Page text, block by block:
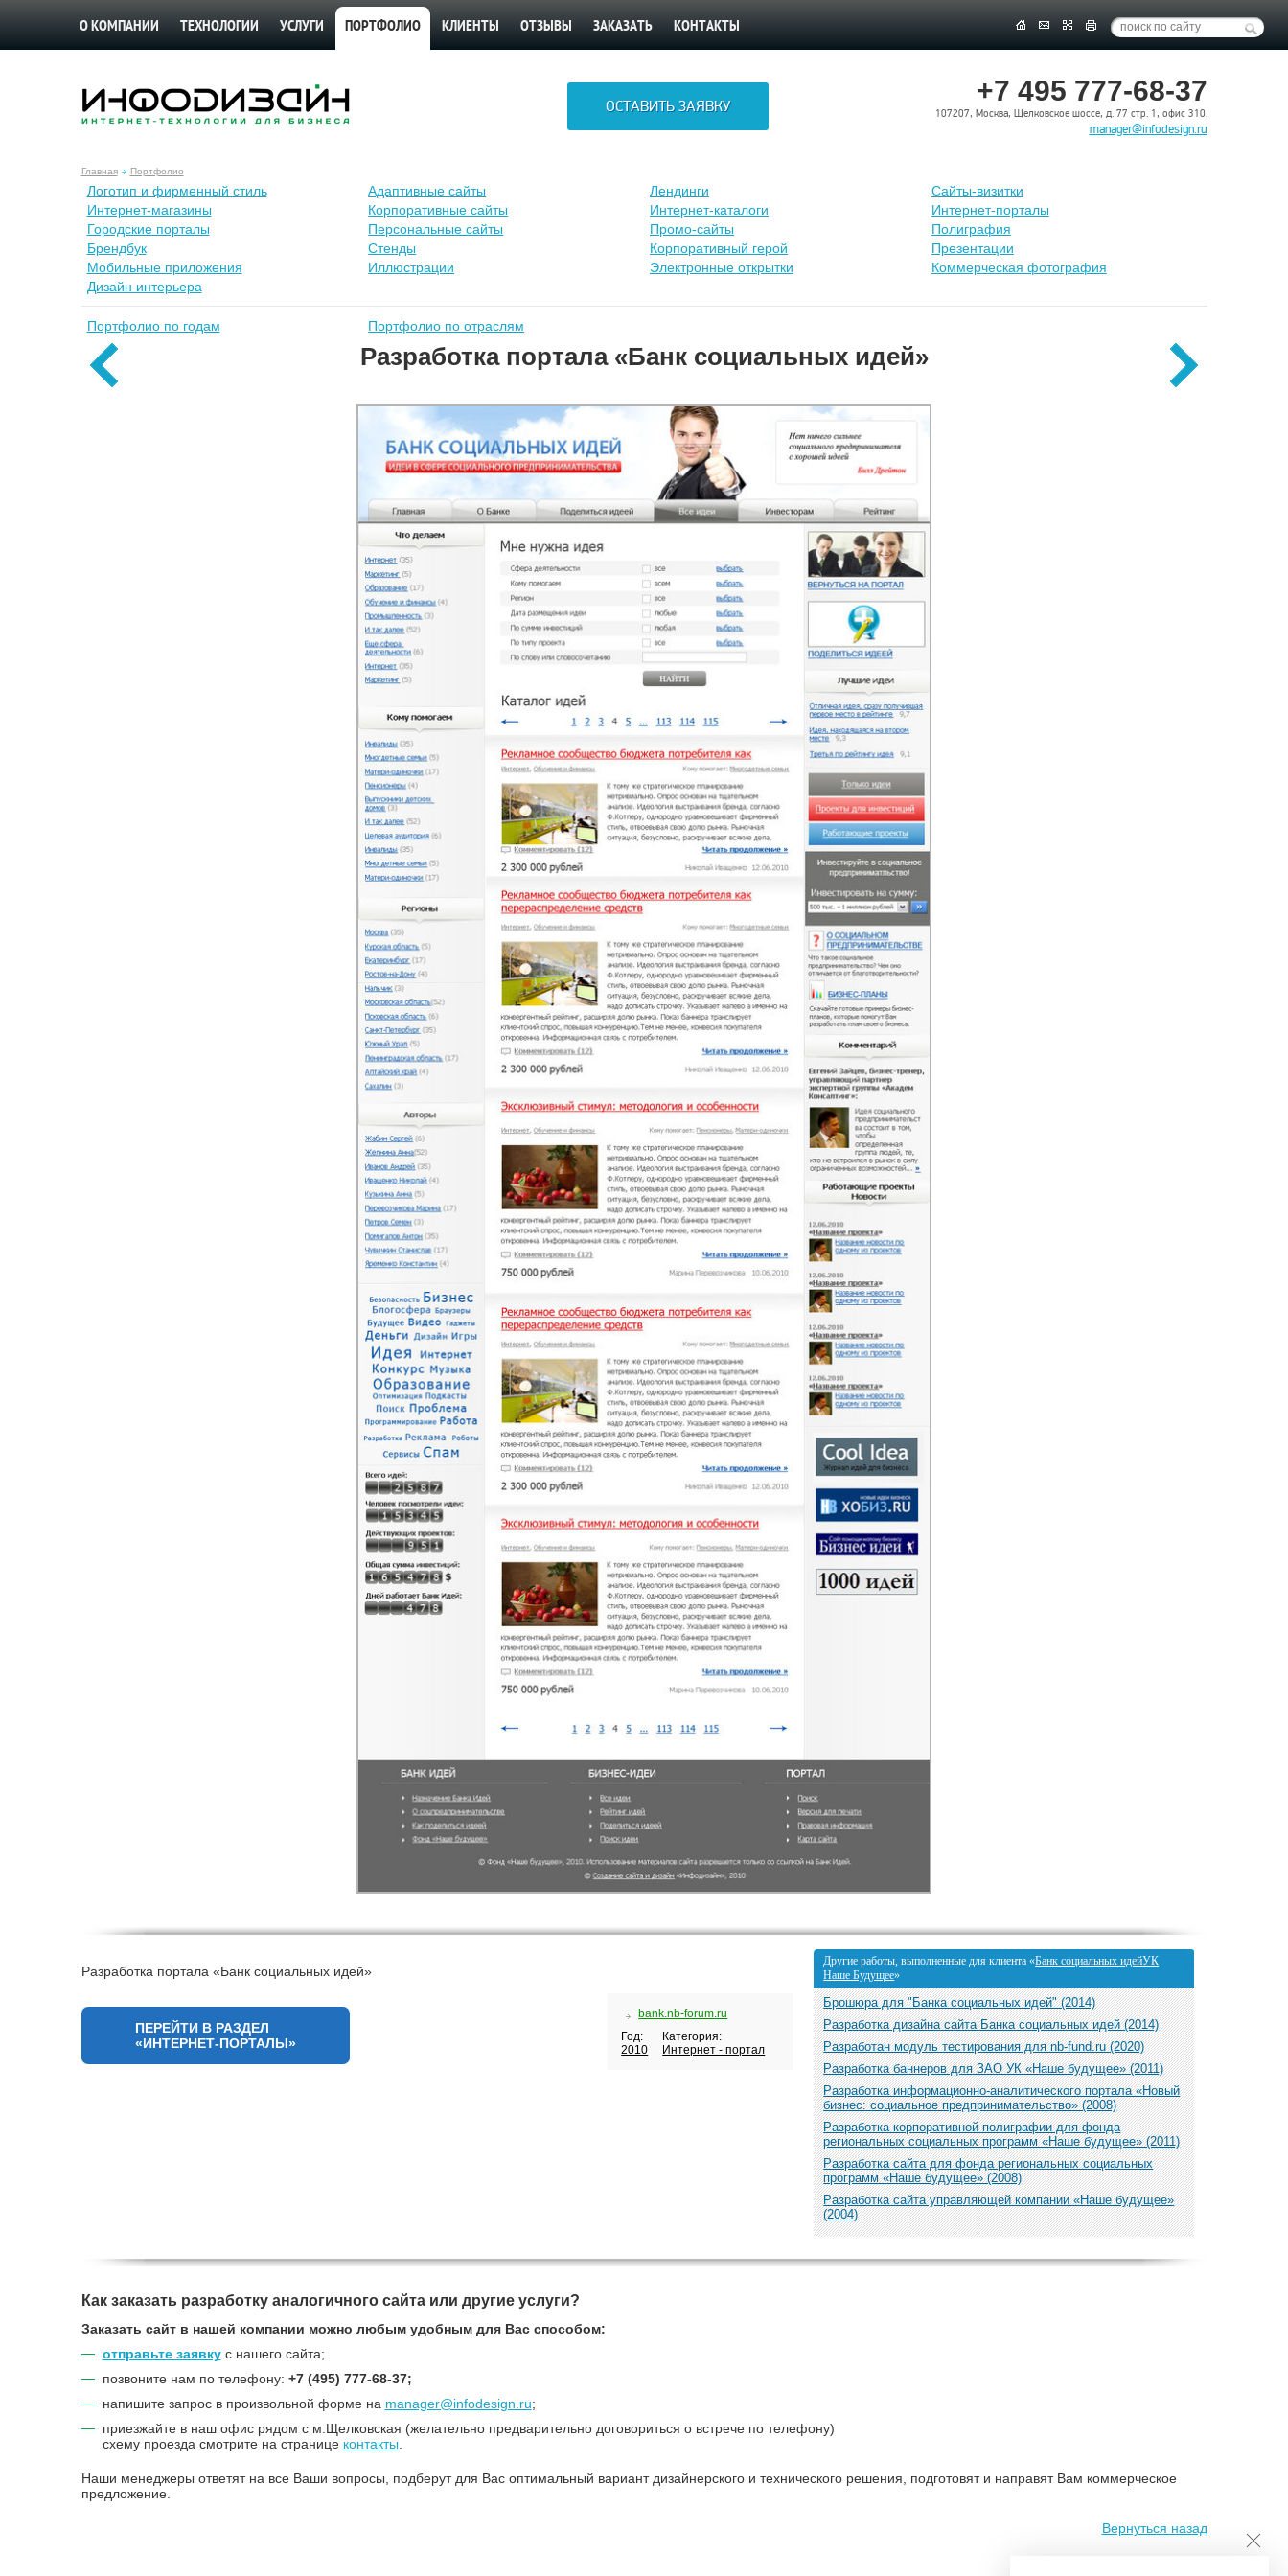
О КОМПАНИИ ТЕХНОЛОГИИ УСЛУГИ ПОРТФОЛИО КЛИЕНТЫ ОТЗЫВЫ ЗАКАЗАТЬ КОНТАКТЫ
+7 495 777-68-37
107207, Москва, Щелковское шоссе, д. 77 стр. 1, офис 310.
manager@infodesign.ru
ОСТАВИТЬ ЗАЯВКУ
Главная Портфолио
Лoготип и фирменный стиль Адаптивные сайты Лендинги
Сайты-визитки
Интернет-магазины
Корпоративные сайты Интернет-каталоги
Интернет-порталы
Городские порталы
Персональные сайты Промо-сайты
Полиграфия
Брендбук
Стенды Корпоративный герой
Презентации
Мобильные приложения
Иллюстрации Электронные открытки
Коммерческая фотография
Дизайн интерьера
Портфолио по годам Портфолио по отраслям
Разработка портала «Банк социальных идей»
Другие работы, выполненные для клиента «Банк социальных идейУК
Наше Будущее»
Брошюра для "Банка социальных идей" (2014)
Разработка дизайна сайта Банка социальных идей (2014)
Разработан модуль тестирования для nb-fund.ru (2020)
Разработка баннеров для ЗАО УК «Наше будущее» (2011)
Разработка информационно-аналитического портала «Новый
бизнес: социальное предпринимательство» (2008)
Разработка корпоративной полиграфии для фонда
региональных социальных программ «Наше будущее» (2011)
Разработка сайта для фонда региональных социальных
программ «Наше будущее» (2008)
Разработка сайта управляющей компании «Наше будущее»
(2004)
Разработка портала «Банк социальных идей»
bank.nb-forum.ru
Год:
2010
Категория:
Интернет - портал
ПЕРЕЙТИ В РАЗДЕЛ
«ИНТЕРНЕТ-ПОРТАЛЫ»
Как заказать разработку аналогичного сайта или другие услуги?
Заказать сайт в нашей компании можно любым удобным для Вас способом:
отправьте заявкус нашего сайта;
позвоните нам по телефону: +7 (495) 777-68-37;
напишите запрос в произвольной форме на manager@infodesign.ru;
приезжайте в наш офис рядом с м.Щелковская (желательно предварительно договориться о встрече по телефону)
схему проезда смотрите на странице контакты
Наши менеджеры ответят на все Ваши вопросы, подберут для Вас оптимальный вариант дизайнерского и технического решения, подготовят и направят Вам коммерческое
предложение.
Вернуться назад